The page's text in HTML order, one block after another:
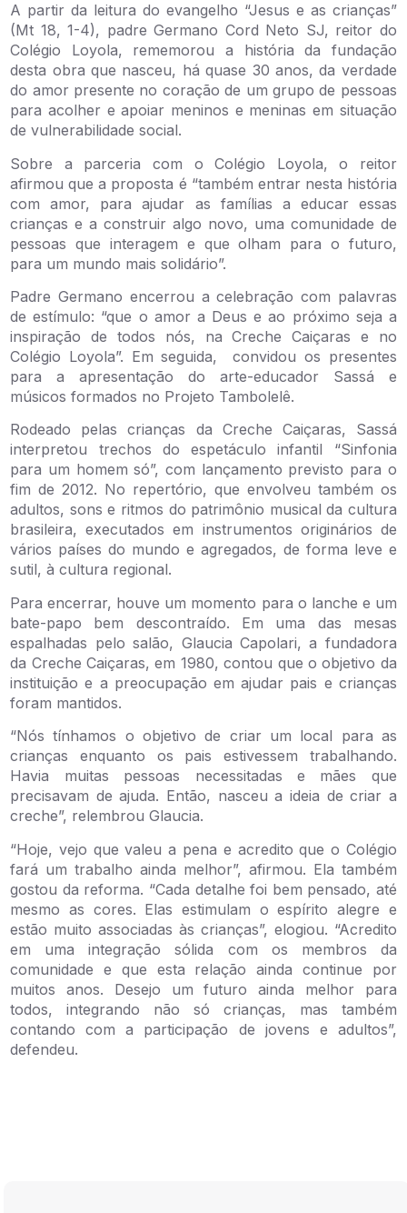
A partir da leitura do evangelho “Jesus e as crianças”
(Mt 18, 1-4), padre Germano Cord Neto SJ, reitor do
Colégio Loyola, rememorou a história da fundação
desta obra que nasceu, há quase 30 anos, da verdade
do amor presente no coração de um grupo de pessoas
para acolher e apoiar meninos e meninas em situação
de vulnerabilidade social.
Sobre a parceria com o Colégio Loyola, o reitor
afirmou que a proposta é “também entrar nesta história
com amor, para ajudar as famílias a educar essas
crianças e a construir algo novo, uma comunidade de
pessoas que interagem e que olham para o futuro,
para um mundo mais solidário”.
Padre Germano encerrou a celebração com palavras
de estímulo: “que o amor a Deus e ao próximo seja a
inspiração de todos nós, na Creche Caiçaras e no
Colégio Loyola”. Em seguida, convidou os presentes
para a apresentação do arte-educador Sassá e
músicos formados no Projeto Tambolelê.
Rodeado pelas crianças da Creche Caiçaras, Sassá
interpretou trechos do espetáculo infantil “Sinfonia
para um homem só”, com lançamento previsto para o
fim de 2012. No repertório, que envolveu também os
adultos, sons e ritmos do patrimônio musical da cultura
brasileira, executados em instrumentos originários de
vários países do mundo e agregados, de forma leve e
sutil, à cultura regional.
Para encerrar, houve um momento para o lanche e um
bate-papo bem descontraído. Em uma das mesas
espalhadas pelo salão, Glaucia Capolari, a fundadora
da Creche Caiçaras, em 1980, contou que o objetivo da
instituição e a preocupação em ajudar pais e crianças
foram mantidos.
“Nós tínhamos o objetivo de criar um local para as
crianças enquanto os pais estivessem trabalhando.
Havia muitas pessoas necessitadas e mães que
precisavam de ajuda. Então, nasceu a ideia de criar a
creche”, relembrou Glaucia.
“Hoje, vejo que valeu a pena e acredito que o Colégio
fará um trabalho ainda melhor”, afirmou. Ela também
gostou da reforma. “Cada detalhe foi bem pensado, até
mesmo as cores. Elas estimulam o espírito alegre e
estão muito associadas às crianças”, elogiou. “Acredito
em uma integração sólida com os membros da
comunidade e que esta relação ainda continue por
muitos anos. Desejo um futuro ainda melhor para
todos, integrando não só crianças, mas também
contando com a participação de jovens e adultos”,
defendeu.